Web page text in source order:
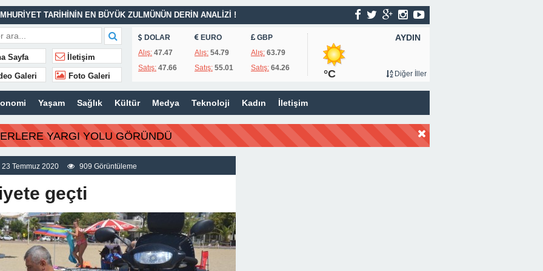
TARİHİNİN EN BÜYÜK ZULMÜNÜN DERİN ANALİZİ !
UNUTULMADI
– 42 “Kırık Şehirlerin Çocukları”
SONU !
Sayfa İletişim
Galeri Foto Galeri
DOLAR
Alış: 47.47
Satış: 47.66
EURO
Alış:54.79
Satış:55.01
GBP
Alış:63.79
Satış:64.26
AYDIN
°C Diğer İller
Yaşam Sağlık Kültür Medya Teknoloji Kadın İletişim
YARGI YOLU GÖRÜNDÜ
23 Temmuz 2020 909 Görüntüleme
geçti